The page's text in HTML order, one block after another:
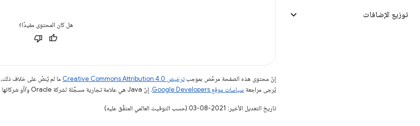
توزيع الإضافات
هل كان المحتوى مفيدًا؟
إنّ محتوى هذه الصفحة مرخّص بموجبترخيص Creative Commons Attribution 4.0‏ ما لم يُنصّ على خلاف
يُرجى مراجعة سياسات موقع Google Developers‏ . إنّ Java هي علامة تجارية مسجَّلة لشركة Oracle و/أو شركائها التابعين.
تاريخ التعديل الأخير: 2021-08-03 (حسب التوقيت العالمي المتفَّق عليه)